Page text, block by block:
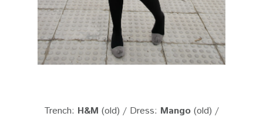
Trench: H&M (old) / Dress: Mango (old) /